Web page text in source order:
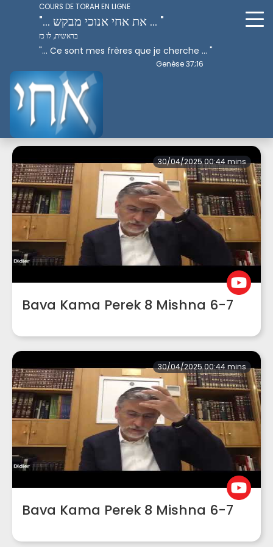
COURS DE TORAH EN LIGNE
"... את אחי אנוכי מבקש ... "
בראשית, לו כז
"... Ce sont mes frères que je cherche ... "
Genèse 37;16
Perek 8
30/04/2025 00:44 mins
Bava Kama Perek 8 Mishna 6-7
30/04/2025 00:44 mins
Bava Kama Perek 8 Mishna 6-7